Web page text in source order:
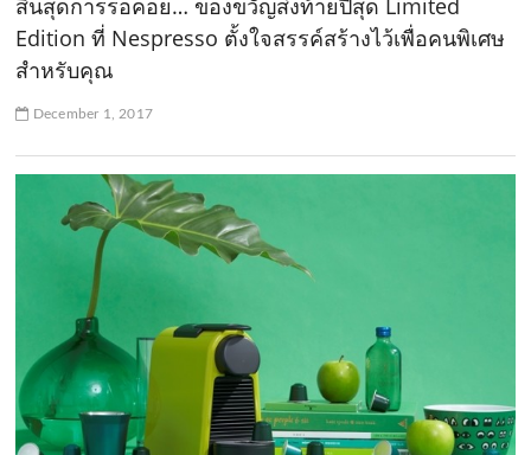
สิ้นสุดการรอคอย… ของขวัญส่งท้ายปีสุด Limited
Edition ที่ Nespresso ตั้งใจสรรค์สร้างไว้เพื่อคนพิเศษ
สำหรับคุณ
December 1, 2017